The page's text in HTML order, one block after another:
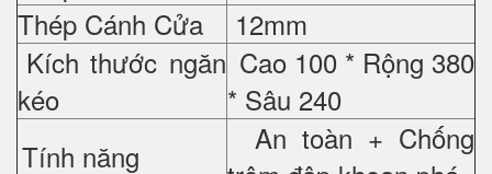
Thép Cánh Cửa
12mm
Kích thước ngăn
kéo
Cao 100 * Rộng 380
* Sâu 240
Tính năng
An toàn + Chống